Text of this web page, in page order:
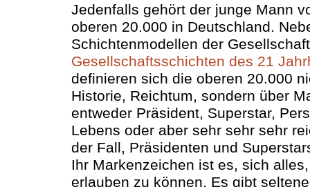
Jedenfalls gehört der junge Mann
oberen 20.000 in Deutschland.
Schichtenmodellen der
Gesellschaftsschichten des 21
definieren sich die oberen 20.000
Historie, Reichtum, sondern über
entweder Präsident, Superstar,
Lebens oder aber sehr sehr sehr
der Fall, Präsidenten und
Ihr Markenzeichen ist es, sich
erlauben zu können. Es gibt